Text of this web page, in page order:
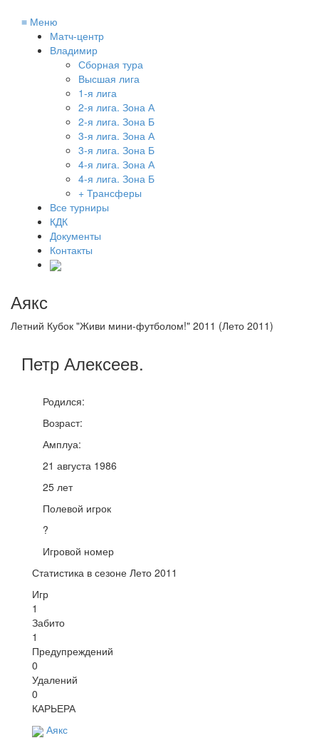
≡ Меню
Матч-центр
Владимир
Сборная тура
Высшая лига
1-я лига
2-я лига. Зона А
2-я лига. Зона Б
3-я лига. Зона А
3-я лига. Зона Б
4-я лига. Зона А
4-я лига. Зона Б
+ Трансферы
Все турниры
КДК
Документы
Контакты
Аякс
Летний Кубок "Живи мини-футболом!" 2011 (Лето 2011)
Петр Алексеев.
Родился:
Возраст:
Амплуа:
21 августа 1986
25 лет
Полевой игрок
?
Игровой номер
Статистика в сезоне Лето 2011
Игр
1
Забито
1
Предупреждений
0
Удалений
0
КАРЬЕРА
Аякс